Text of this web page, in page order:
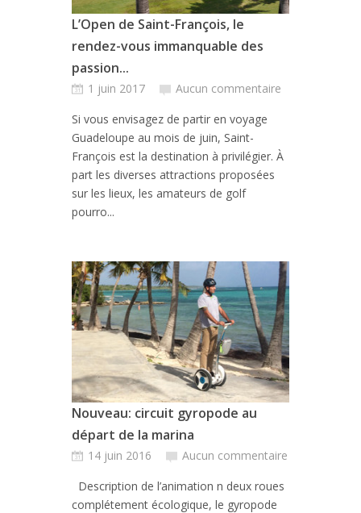
L’Open de Saint-François, le
rendez-vous immanquable des
passion...
1 juin 2017
Aucun commentaire
Si vous envisagez de partir en voyage
Guadeloupe au mois de juin, Saint-
François est la destination à privilégier. À
part les diverses attractions proposées
sur les lieux, les amateurs de golf
pourro...
Nouveau: circuit gyropode au
départ de la marina
14 juin 2016
Aucun commentaire
Description de l’animation n deux roues
complétement écologique, le gyropode